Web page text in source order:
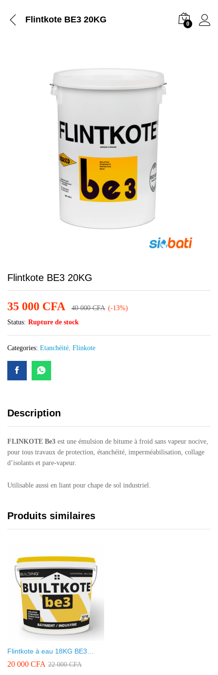
Flintkote BE3 20KG 0
Flintkote BE3 20KG
35 000 CFA 40 000CFA (-13%)
Status: Rupture de stock
Categories: Etanchéité, Flinkote
Description
FLINKOTE Be3 est une émulsion de bitume à froid sans vapeur nocive,
pour tous travaux de protection, étanchéité, imperméabilisation, collage
d’isolants et pare-vapeur.
Utilisable aussi en liant pour chape de sol industriel.
Produits similaires
Flintkote à eau 18KG BE3
BUILTKOTE
20 000 CFA 22 000CFA